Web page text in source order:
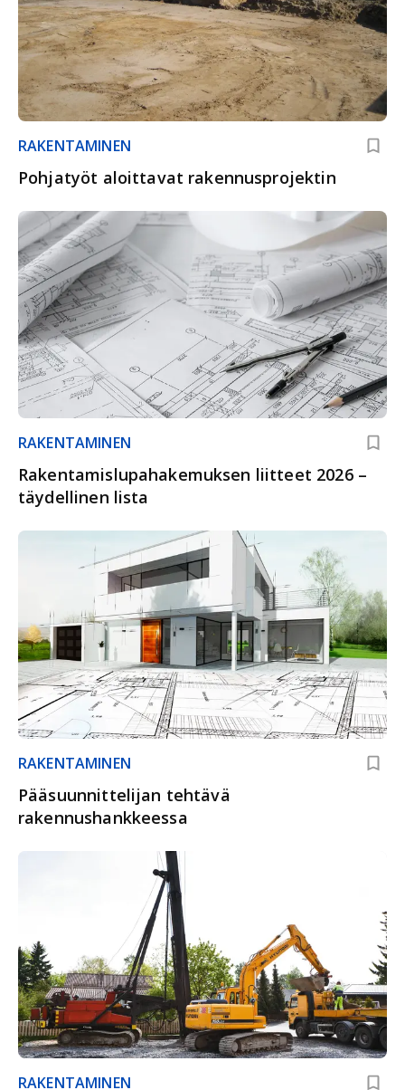
RAKENTAMINEN
Pohjatyöt aloittavat rakennusprojektin
RAKENTAMINEN
Rakentamislupahakemuksen liitteet 2026 –
täydellinen lista
RAKENTAMINEN
Pääsuunnittelijan tehtävä
rakennushankkeessa
RAKENTAMINEN